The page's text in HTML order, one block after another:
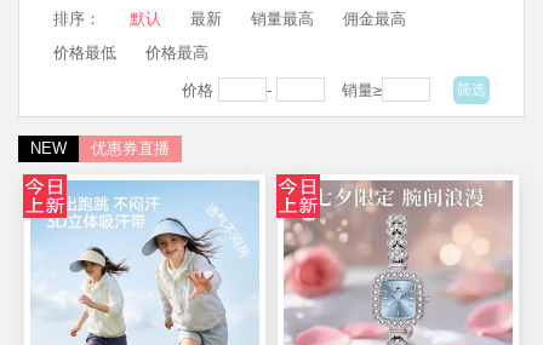
助手 利机器人
排序： 默认 最新 销量最高
佣金最高
价格最低
价格最高
价格
- 销量≥ 筛选
NEW 优惠券直播